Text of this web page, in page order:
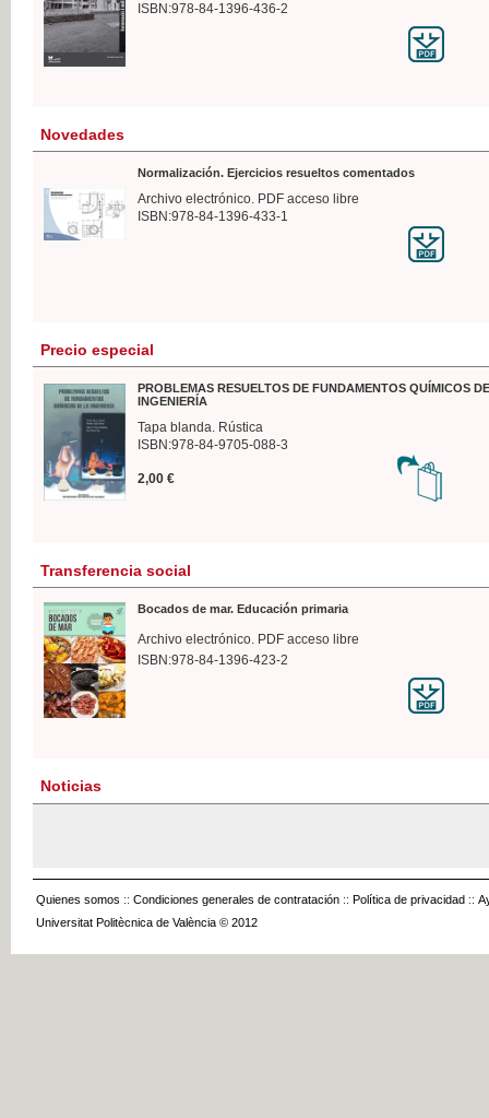
ISBN:978-84-1396-436-2
Novedades
Normalización. Ejercicios resueltos comentados
Archivo electrónico. PDF acceso libre
ISBN:978-84-1396-433-1
Precio especial
PROBLEMAS RESUELTOS DE FUNDAMENTOS QUÍMICOS
INGENIERÍA
Tapa blanda. Rústica
ISBN:978-84-9705-088-3
2,00 €
Transferencia social
Bocados de mar. Educación primaria
Archivo electrónico. PDF acceso libre
ISBN:978-84-1396-423-2
Noticias
Quienes somos :: Condiciones generales de contratación :: Política de privacidad ::
Universitat Politècnica de València © 2012